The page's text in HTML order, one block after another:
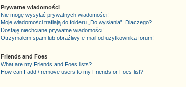
Prywatne wiadomości
Nie mogę wysyłać prywatnych wiadomości!
Moje wiadomości trafiają do folderu „Do wysłania”. Dlaczego?
Dostaję niechciane prywatne wiadomości!
Otrzymałem spam lub obraźliwy e-mail od użytkownika forum!
Friends and Foes
What are my Friends and Foes lists?
How can I add / remove users to my Friends or Foes list?